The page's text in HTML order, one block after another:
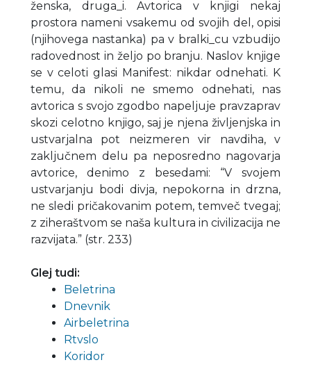
ženska, druga_i. Avtorica v knjigi nekaj
prostora nameni vsakemu od svojih del, opisi
(njihovega nastanka) pa v bralki_cu vzbudijo
radovednost in željo po branju. Naslov knjige
se v celoti glasi Manifest: nikdar odnehati. K
temu, da nikoli ne smemo odnehati, nas
avtorica s svojo zgodbo napeljuje pravzaprav
skozi celotno knjigo, saj je njena življenjska in
ustvarjalna pot neizmeren vir navdiha, v
zaključnem delu pa neposredno nagovarja
avtorice, denimo z besedami: “V svojem
ustvarjanju bodi divja, nepokorna in drzna,
ne sledi pričakovanim potem, temveč tvegaj;
z ziheraštvom se naša kultura in civilizacija ne
razvijata.” (str. 233)
Glej tudi:
Beletrina
Dnevnik
Airbeletrina
Rtvslo
Koridor